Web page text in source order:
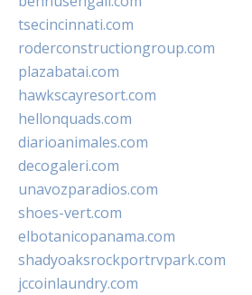
tsecincinnati.com
roderconstructiongroup.com
plazabatai.com
hawkscayresort.com
hellonquads.com
diarioanimales.com
decogaleri.com
unavozparadios.com
shoes-vert.com
elbotanicopanama.com
shadyoaksrockportrvpark.com
jccoinlaundry.com